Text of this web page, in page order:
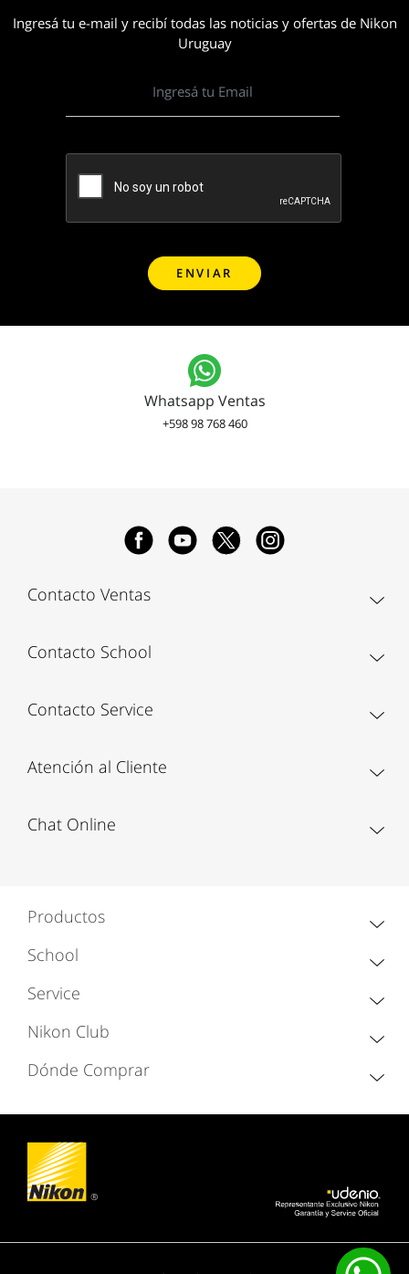
Ingresá tu e-mail y recibí todas las noticias y ofertas de Nikon
Uruguay
Whatsapp Ventas
+598 98 768 460
Contacto Ventas
Contacto School
Contacto Service
Atención al Cliente
Chat Online
Productos
School
Service
Nikon Club
Dónde Comprar